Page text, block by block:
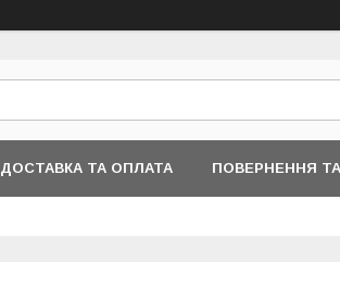
ДОСТАВКА ТА ОПЛАТА ПОВЕРНЕННЯ